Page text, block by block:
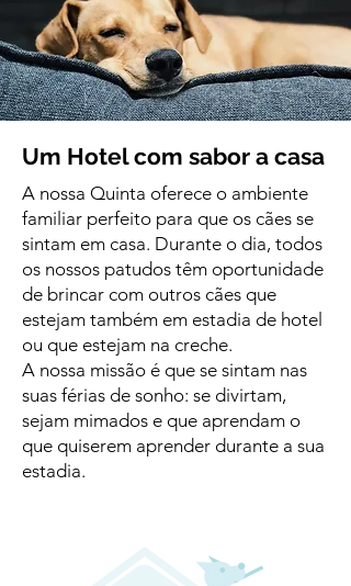
Um Hotel com sabor a casa
A nossa Quinta oferece o ambiente
familiar perfeito para que os cães se
sintam em casa. Durante o dia, todos
os nossos patudos têm oportunidade
de brincar com outros cães que
estejam também em estadia de hotel
ou que estejam na creche.
A nossa missão é que se sintam nas
suas férias de sonho: se divirtam,
sejam mimados e que aprendam o
que quiserem aprender durante a sua
estadia.